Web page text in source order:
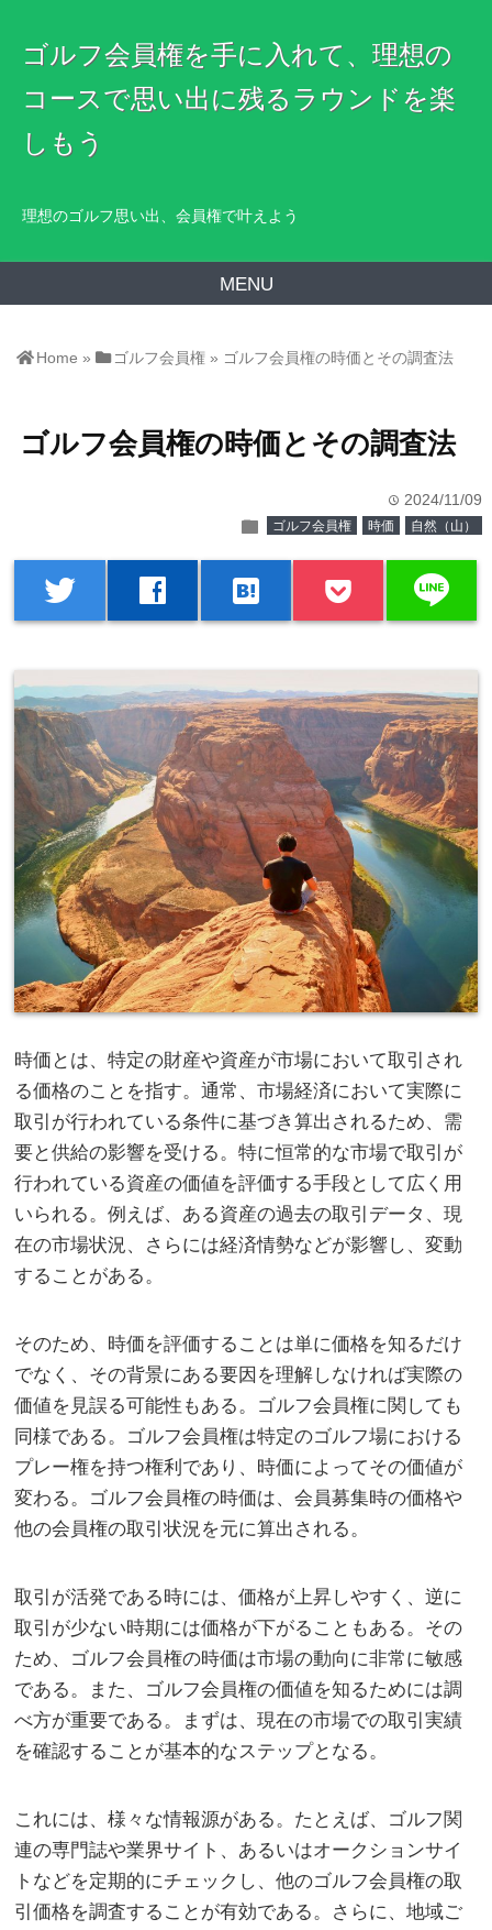
ゴルフ会員権を手に入れて、理想の
コースで思い出に残るラウンドを楽
しもう
理想のゴルフ思い出、会員権で叶えよう
MENU
Home » ゴルフ会員権 » ゴルフ会員権の時価とその調査法
ゴルフ会員権の時価とその調査法
time 2024/11/09
folder ゴルフ会員権 時価 自然（山）
twitter facebook hatenabookmark line
時価とは、特定の財産や資産が市場において取引され
る価格のことを指す。通常、市場経済において実際に
取引が行われている条件に基づき算出されるため、需
要と供給の影響を受ける。特に恒常的な市場で取引が
行われている資産の価値を評価する手段として広く用
いられる。例えば、ある資産の過去の取引データ、現
在の市場状況、さらには経済情勢などが影響し、変動
することがある。
そのため、時価を評価することは単に価格を知るだけ
でなく、その背景にある要因を理解しなければ実際の
価値を見誤る可能性もある。ゴルフ会員権に関しても
同様である。ゴルフ会員権は特定のゴルフ場における
プレー権を持つ権利であり、時価によってその価値が
変わる。ゴルフ会員権の時価は、会員募集時の価格や
他の会員権の取引状況を元に算出される。
取引が活発である時には、価格が上昇しやすく、逆に
取引が少ない時期には価格が下がることもある。その
ため、ゴルフ会員権の時価は市場の動向に非常に敏感
である。また、ゴルフ会員権の価値を知るためには調
べ方が重要である。まずは、現在の市場での取引実績
を確認することが基本的なステップとなる。
これには、様々な情報源がある。たとえば、ゴルフ関
連の専門誌や業界サイト、あるいはオークションサイ
トなどを定期的にチェックし、他のゴルフ会員権の取
引価格を調査することが有効である。さらに、地域ご